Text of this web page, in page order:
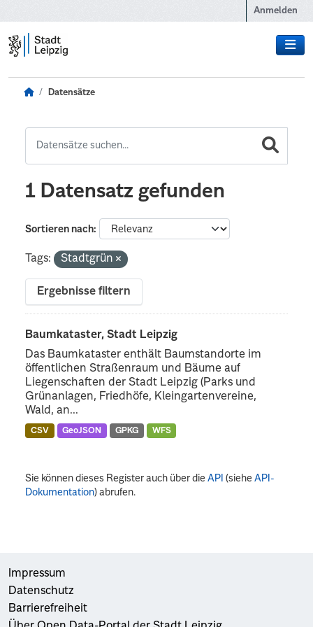
Anmelden
Datensätze
1 Datensatz gefunden
Sortieren nach
Tags: Stadtgrün
Ergebnisse filtern
Baumkataster, Stadt Leipzig
Das Baumkataster enthält Baumstandorte im
öffentlichen Straßenraum und Bäume auf
Liegenschaften der Stadt Leipzig (Parks und
Grünanlagen, Friedhöfe, Kleingartenvereine,
Wald, an...
CSV GeoJSON GPKG WFS
Sie können dieses Register auch über dieAPI (sieheAPI-
Dokumentation) abrufen.
Impressum
Datenschutz
Barrierefreiheit